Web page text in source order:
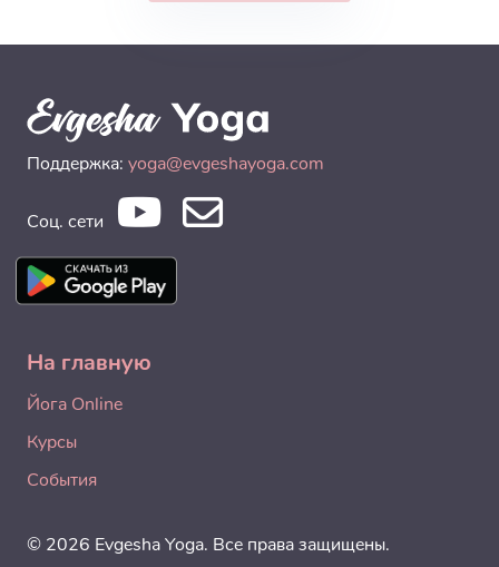
Поддержка: yoga@evgeshayoga.com
Соц. сети
На главную
Йога Online
Курсы
События
© 2026 Evgesha Yoga. Все права защищены.